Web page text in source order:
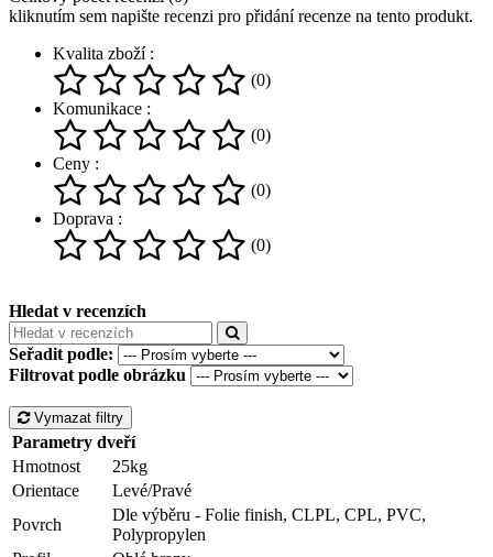
kliknutím sem napište recenzi pro přidání recenze na tento produkt.
Kvalita zboží :
(0)
Komunikace :
(0)
Ceny :
(0)
Doprava :
(0)
Hledat v recenzích
Seřadit podle:
Filtrovat podle obrázku
Vymazat filtry
Parametry dveří
Hmotnost
25kg
Orientace
Levé/Pravé
Povrch
Dle výběru - Folie finish, CLPL, CPL, PVC,
Polypropylen